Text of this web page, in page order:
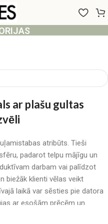
ar plašu gultas
atribūts. Tieši
padarot telpu mājīgu un
darbam vai palīdzot
biežāk klienti vēlas veikt
laikā var sēsties pie datora
ar esošām prēcēm un